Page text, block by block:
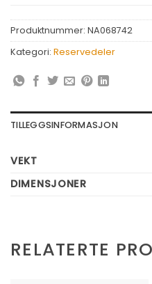
Produktnummer: NA068742
Kategori: Reservedeler
TILLEGGSINFORMASJON
VEKT
DIMENSJONER
RELATERTE